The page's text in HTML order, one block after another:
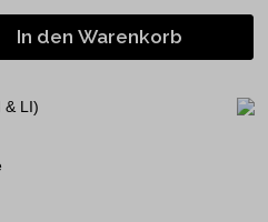
In den Warenkorb
& LI)